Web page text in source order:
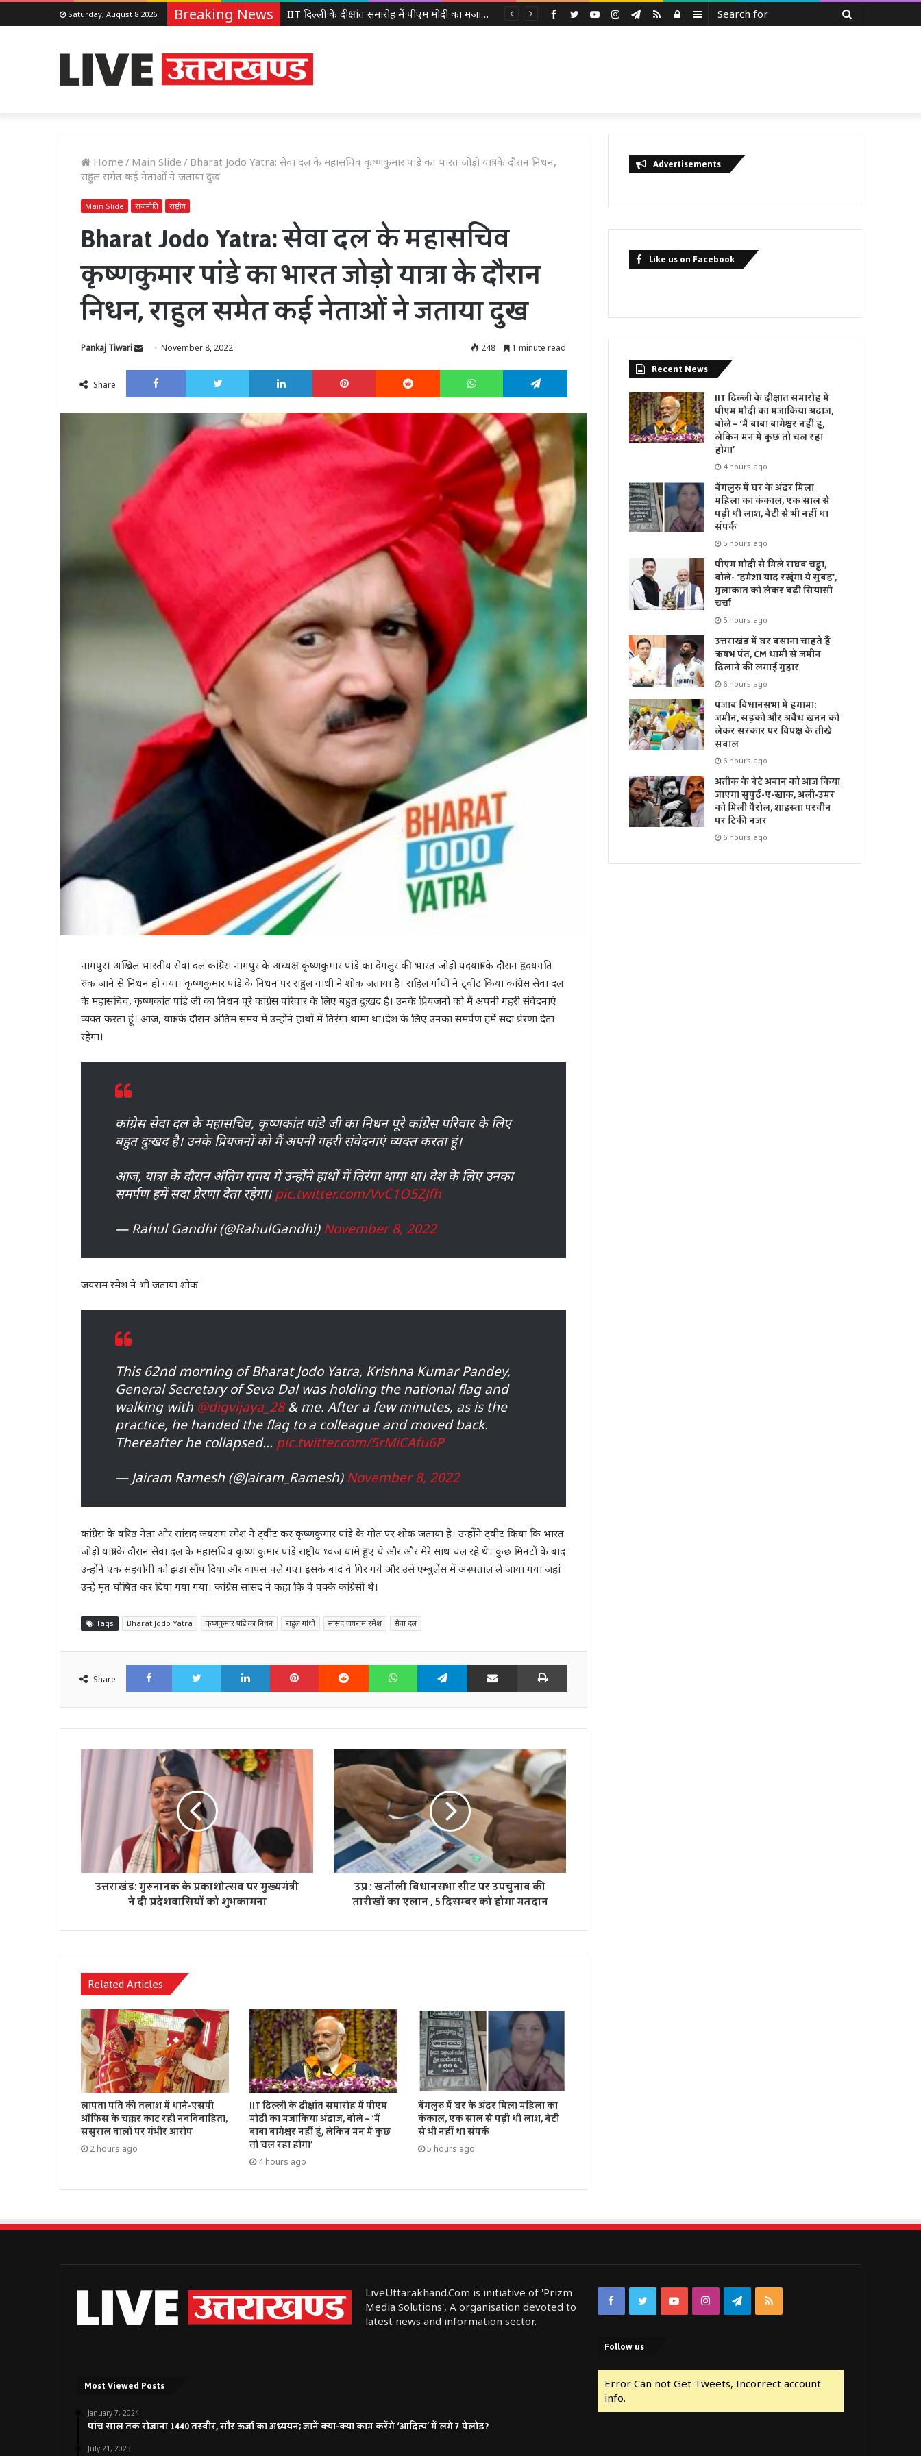
Saturday, August 8 2026 Breaking News बेंगलुरु में घर के अंदर मिला महिला का कंकाल, एक साल से पड़ी थी लाश, बेटी से भी नहीं था संपर्क Sidebar
Log
RSS
Telegram
Instagram
YouTube
Twitter
Facebook
Home / Main Slide / Bharat Jodo Yatra: सेवा दल के महासचिव कृष्णकुमार पांडे का भारत जोड़ो यात्रा के दौरान निधन,
राहुल समेत कई नेताओं ने जताया दुख
Main Slide राजनीति राष्ट्रीय
Bharat Jodo Yatra: सेवा दल के महासचिव
कृष्णकुमार पांडे का भारत जोड़ो यात्रा के दौरान
निधन, राहुल समेत कई नेताओं ने जताया दुख
Pankaj Tiwari
Send
email
November 8, 2022 248 1 minute read
Share
Facebook Twitter LinkedIn Pinterest Reddit WhatsApp Telegram
नागपुर। अखिल भारतीय सेवा दल कांग्रेस नागपुर के अध्यक्ष कृष्णकुमार पांडे का देगलुर की भारत जोड़ो पदयात्रा के दौरान हृदयगति
रुक जाने से निधन हो गया। कृष्णकुमार पांडे के निधन पर राहुल गांधी ने शोक जताया है। राहिल गाँधी ने ट्वीट किया कांग्रेस सेवा दल
के महासचिव, कृष्णकांत पांडे जी का निधन पूरे कांग्रेस परिवार के लिए बहुत दुःखद है। उनके प्रियजनों को मैं अपनी गहरी संवेदनाएं
व्यक्त करता हूं। आज, यात्रा के दौरान अंतिम समय में उन्होंने हाथों में तिरंगा थामा था।देश के लिए उनका समर्पण हमें सदा प्रेरणा देता
रहेगा।
कांग्रेस सेवा दल के महासचिव, कृष्णकांत पांडे जी का निधन पूरे कांग्रेस परिवार के लिए
बहुत दुःखद है। उनके प्रियजनों को मैं अपनी गहरी संवेदनाएं व्यक्त करता हूं।
आज, यात्रा के दौरान अंतिम समय में उन्होंने हाथों में तिरंगा थामा था। देश के लिए उनका
समर्पण हमें सदा प्रेरणा देता रहेगा।pic.twitter.com/VvC1O5ZJfh
— Rahul Gandhi (@RahulGandhi) November 8, 2022
जयराम रमेश ने भी जताया शोक
This 62nd morning of Bharat Jodo Yatra, Krishna Kumar Pandey,
General Secretary of Seva Dal was holding the national flag and
walking with @digvijaya_28& me. After a few minutes, as is the
practice, he handed the flag to a colleague and moved back.
Thereafter he collapsed… pic.twitter.com/5rMiCAfu6P
— Jairam Ramesh (@Jairam_Ramesh) November 8, 2022
कांग्रेस के वरिष्ठ नेता और सांसद जयराम रमेश ने ट्वीट कर कृष्णकुमार पांडे के मौत पर शोक जताया है। उन्होंने ट्वीट किया कि भारत
जोड़ो यात्रा के दौरान सेवा दल के महासचिव कृष्ण कुमार पांडे राष्ट्रीय ध्वज थामे हुए थे और और मेरे साथ चल रहे थे। कुछ मिनटों के बाद
उन्होंने एक सहयोगी को झंडा सौंप दिया और वापस चले गए। इसके बाद वे गिर गये और उसे एम्बुलेंस में अस्पताल ले जाया गया जहां
उन्हें मृत घोषित कर दिया गया गया। कांग्रेस सांसद ने कहा कि वे पक्के कांग्रेसी थे।
Tags Bharat Jodo Yatra कृष्णकुमार पांडे का निधन राहुल गांधी सांसद जयराम रमेश सेवा दल
Share
FacebookTwitter LinkedIn Pinterest Reddit WhatsAppTelegram Share via Email Print
उत्तराखंड: गुरूनानक के प्रकाशोत्सव पर मुख्यमंत्री
ने दी प्रदेशवासियों को शुभकामना
उप्र : खतौली विधानसभा सीट पर उपचुनाव की
तारीखों का एलान , 5 दिसम्बर को होगा मतदान
Related Articles
लापता पति की तलाश में थाने-एसपी
ऑफिस के चक्कर काट रही नवविवाहिता,
ससुराल वालों पर गंभीर आरोप
2 hours ago
IIT दिल्ली के दीक्षांत समारोह में पीएम
मोदी का मजाकिया अंदाज, बोले – ‘मैं
बाबा बागेश्वर नहीं हूं, लेकिन मन में कुछ
तो चल रहा होगा’
4 hours ago
बेंगलुरु में घर के अंदर मिला महिला का
कंकाल, एक साल से पड़ी थी लाश, बेटी
से भी नहीं था संपर्क
5 hours ago
Advertisements
Like us on Facebook
Recent News
IIT दिल्ली के दीक्षांत समारोह में
पीएम मोदी का मजाकिया अंदाज,
बोले – ‘मैं बाबा बागेश्वर नहीं हूं,
लेकिन मन में कुछ तो चल रहा
होगा’
4 hours ago
बेंगलुरु में घर के अंदर मिला
महिला का कंकाल, एक साल से
पड़ी थी लाश, बेटी से भी नहीं था
संपर्क
5 hours ago
पीएम मोदी से मिले राघव चड्ढा,
बोले- ‘हमेशा याद रखूंगा ये सुबह’,
मुलाकात को लेकर बढ़ी सियासी
चर्चा
5 hours ago
उत्तराखंड में घर बसाना चाहते हैं
ऋषभ पंत, CM धामी से जमीन
दिलाने की लगाई गुहार
6 hours ago
पंजाब विधानसभा में हंगामा:
जमीन, सड़कों और अवैध खनन को
लेकर सरकार पर विपक्ष के तीखे
सवाल
6 hours ago
अतीक के बेटे अबान को आज किया
जाएगा सुपुर्द-ए-खाक, अली-उमर
को मिली पैरोल, शाइस्ता परवीन
पर टिकी नजर
6 hours ago
LiveUttarakhand.Com is initiative of 'Prizm
Media Solutions', A organisation devoted to
latest news and information sector.
Most Viewed Posts
January 7, 2024
पांच साल तक रोजाना 1440 तस्वीर, सौर ऊर्जा का अध्ययन; जानें क्या-क्या काम करेंगे ‘आदित्य’ में लगे 7 पेलोड?
July 21, 2023
FacebookTwitterYouTubeInstagramTelegram
RSS
Follow us
Error Can not Get Tweets, Incorrect account
info.